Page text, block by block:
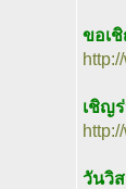
ขอเ
เชิญ
วันวิ